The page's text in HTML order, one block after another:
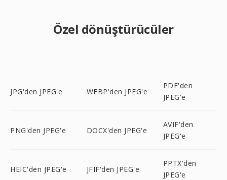
Özel dönüştürücüler
JPG'den JPEG'e WEBP'den JPEG'e
PDF'den
JPEG'e
PNG'den JPEG'e DOCX'den JPEG'e
AVIF'den
JPEG'e
HEIC'den JPEG'e JFIF'den JPEG'e
PPTX'den
JPEG'e